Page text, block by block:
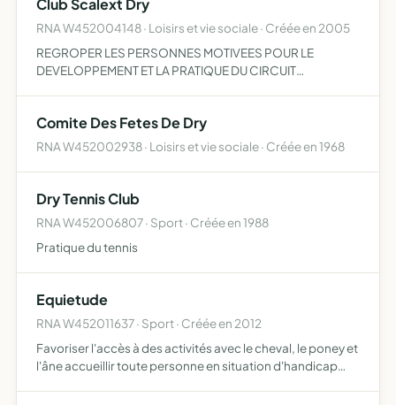
Club Scalext Dry
RNA W452004148 · Loisirs et vie sociale · Créée en 2005
REGROPER LES PERSONNES MOTIVEES POUR LE
DEVELOPPEMENT ET LA PRATIQUE DU CIRCUIT
Comite Des Fetes De Dry
RNA W452002938 · Loisirs et vie sociale · Créée en 1968
Dry Tennis Club
RNA W452006807 · Sport · Créée en 1988
Pratique du tennis
Equietude
RNA W452011637 · Sport · Créée en 2012
Favoriser l'accès à des activités avec le cheval, le poney et
l'âne accueillir toute personne en situation d'handicap